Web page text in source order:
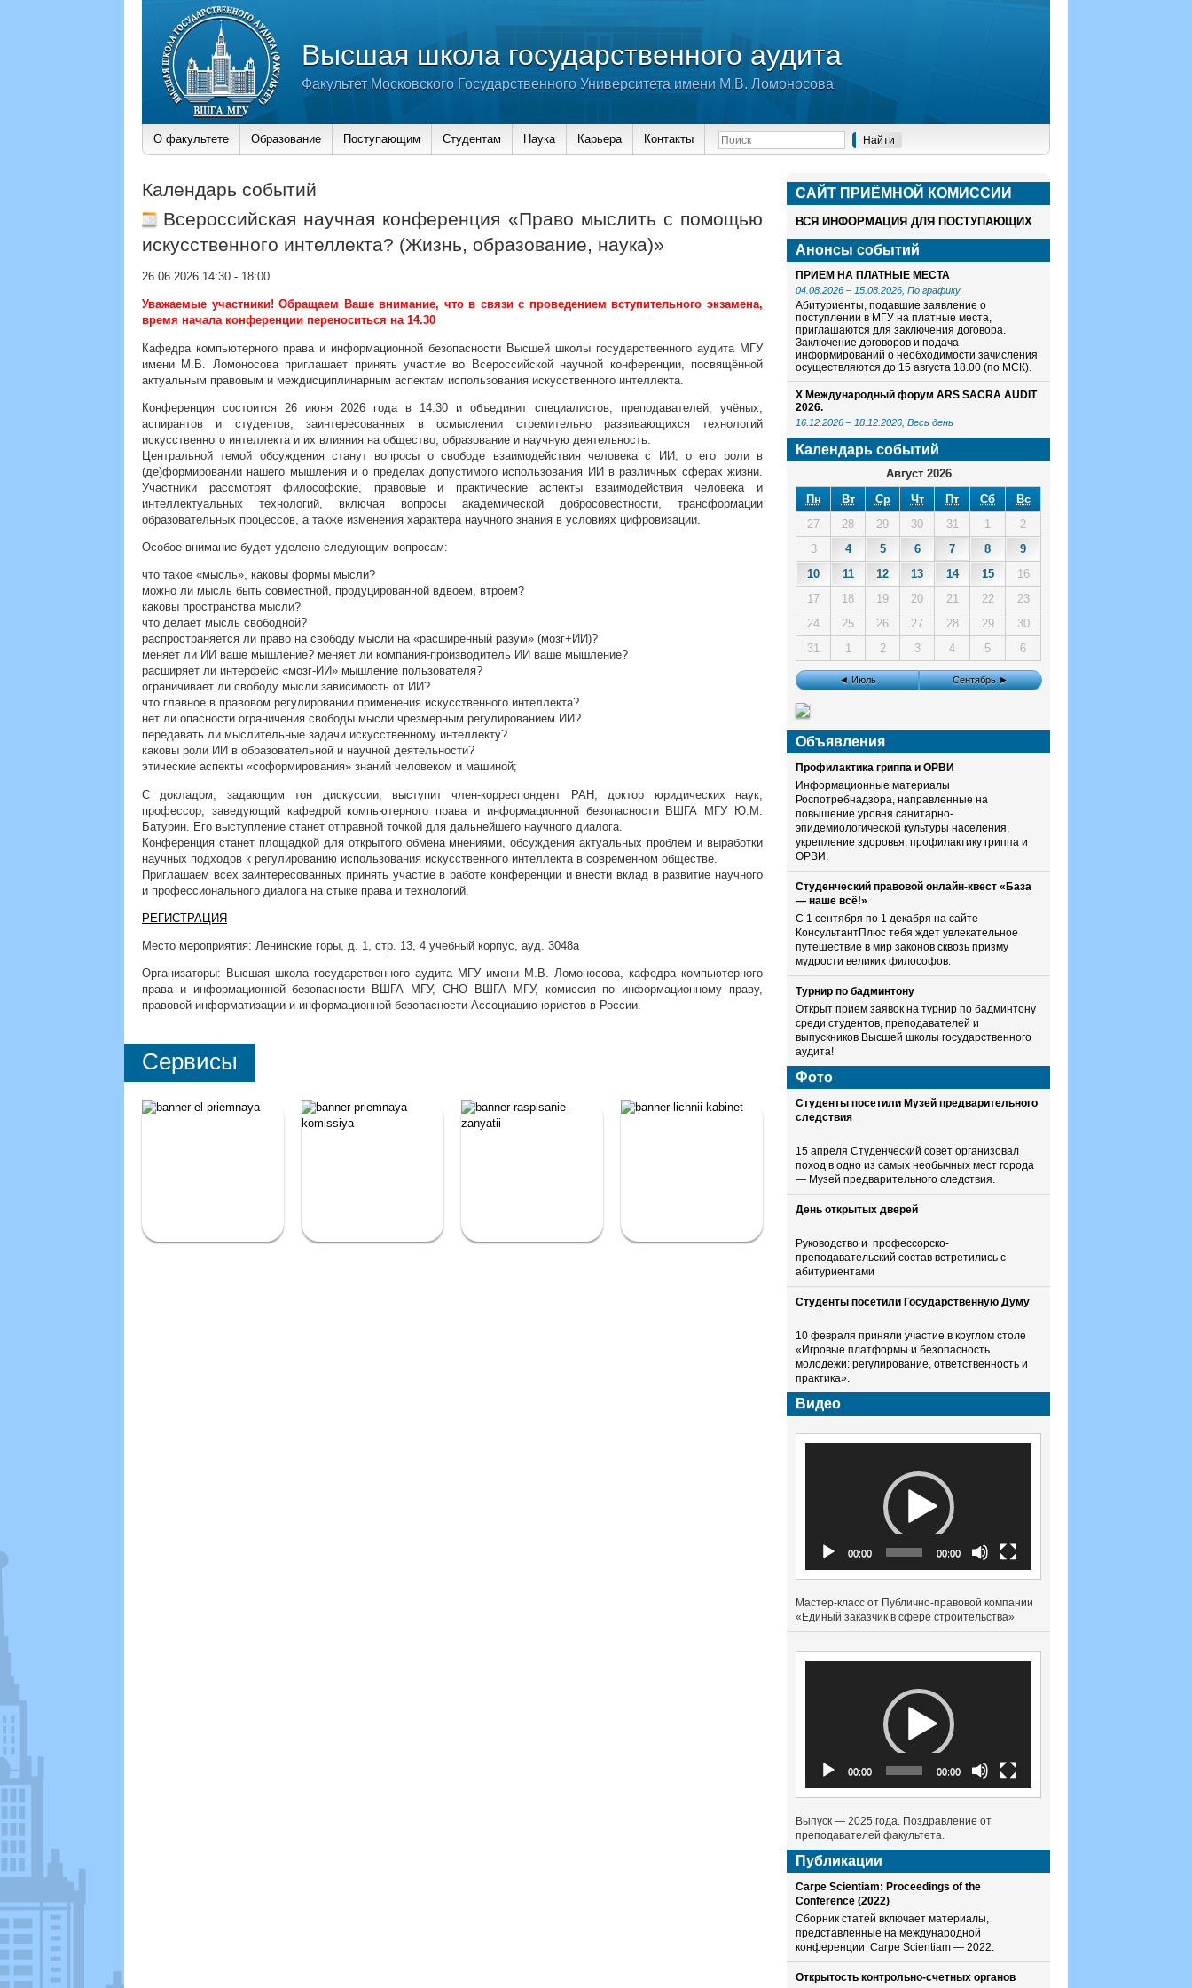
Высшая школа государственного аудита
Факультет Московского Государственного Университета имени М.В. Ломоносова
О факультете Образование Поступающим Студентам Наука Карьера Контакты
Календарь событий
Всероссийская научная конференция «Право мыслить с помощью
искусственного интеллекта? (Жизнь, образование, наука)»
26.06.2026 14:30 - 18:00
Уважаемые участники! Обращаем Ваше внимание, что в связи с проведением вступительного экзамена,
время начала конференции переноситься на 14.30
Кафедра компьютерного права и информационной безопасности Высшей школы государственного аудита МГУ
имени М.В. Ломоносова приглашает принять участие во Всероссийской научной конференции, посвящённой
актуальным правовым и междисциплинарным аспектам использования искусственного интеллекта.
Конференция состоится 26 июня 2026 года в 14:30 и объединит специалистов, преподавателей, учёных,
аспирантов и студентов, заинтересованных в осмыслении стремительно развивающихся технологий
искусственного интеллекта и их влияния на общество, образование и научную деятельность.
Центральной темой обсуждения станут вопросы о свободе взаимодействия человека с ИИ, о его роли в
(де)формировании нашего мышления и о пределах допустимого использования ИИ в различных сферах жизни.
Участники рассмотрят философские, правовые и практические аспекты взаимодействия человека и
интеллектуальных технологий, включая вопросы академической добросовестности, трансформации
образовательных процессов, а также изменения характера научного знания в условиях цифровизации.
Особое внимание будет уделено следующим вопросам:
что такое «мысль», каковы формы мысли?
можно ли мысль быть совместной, продуцированной вдвоем, втроем?
каковы пространства мысли?
что делает мысль свободной?
распространяется ли право на свободу мысли на «расширенный разум» (мозг+ИИ)?
меняет ли ИИ ваше мышление? меняет ли компания-производитель ИИ ваше мышление?
расширяет ли интерфейс «мозг-ИИ» мышление пользователя?
ограничивает ли свободу мысли зависимость от ИИ?
что главное в правовом регулировании применения искусственного интеллекта?
нет ли опасности ограничения свободы мысли чрезмерным регулированием ИИ?
передавать ли мыслительные задачи искусственному интеллекту?
каковы роли ИИ в образовательной и научной деятельности?
этические аспекты «соформирования» знаний человеком и машиной;
С докладом, задающим тон дискуссии, выступит член-корреспондент РАН, доктор юридических наук,
профессор, заведующий кафедрой компьютерного права и информационной безопасности ВШГА МГУ Ю.М.
Батурин. Его выступление станет отправной точкой для дальнейшего научного диалога.
Конференция станет площадкой для открытого обмена мнениями, обсуждения актуальных проблем и выработки
научных подходов к регулированию использования искусственного интеллекта в современном обществе.
Приглашаем всех заинтересованных принять участие в работе конференции и внести вклад в развитие научного
и профессионального диалога на стыке права и технологий.
РЕГИСТРАЦИЯ
Место мероприятия: Ленинские горы, д. 1, стр. 13, 4 учебный корпус, ауд. 3048а
Организаторы: Высшая школа государственного аудита МГУ имени М.В. Ломоносова, кафедра компьютерного
права и информационной безопасности ВШГА МГУ, СНО ВШГА МГУ, комиссия по информационному праву,
правовой информатизации и информационной безопасности Ассоциацию юристов в России.
Сервисы
САЙТ ПРИЁМНОЙ КОМИСCИИ
ВСЯ ИНФОРМАЦИЯ ДЛЯ ПОСТУПАЮЩИХ
Анонсы событий
ПРИЕМ НА ПЛАТНЫЕ МЕСТА
04.08.2026 – 15.08.2026 , По графику
Абитуриенты, подавшие заявление о
поступлении в МГУ на платные места,
приглашаются для заключения договора.
Заключение договоров и подача
информирований о необходимости зачисления
осуществляются до 15 августа 18.00 (по МСК).
X Международный форум ARS SACRA AUDIT
2026.
16.12.2026 – 18.12.2026 , Весь день
Календарь событий
Август 2026
Пн
Вт Ср Чт Пт Сб
Вс
27
28 29 30 31 1
2
3
4 5 6 7 8
9
10
11 12 13 14 15
16
17
18 19 20 21 22
23
24
25 26 27 28 29
30
31
1 2 3 4 5 6
◄ Июль Сентябрь ►
Объявления
Профилактика гриппа и ОРВИ
Информационные материалы
Роспотребнадзора, направленные на
повышение уровня санитарно-
эпидемиологической культуры населения,
укрепление здоровья, профилактику гриппа и
ОРВИ.
Студенческий правовой онлайн-квест «База
— наше всё!»
С 1 сентября по 1 декабря на сайте
КонсультантПлюс тебя ждет увлекательное
путешествие в мир законов сквозь призму
мудрости великих философов.
Турнир по бадминтону
Открыт прием заявок на турнир по бадминтону
среди студентов, преподавателей и
выпускников Высшей школы государственного
аудита!
Фото
Студенты посетили Музей предварительного
следствия
15 апреля Студенческий совет организовал
поход в одно из самых необычных мест города
— Музей предварительного следствия.
День открытых дверей
Руководство и профессорско-
преподавательский состав встретились с
абитуриентами
Студенты посетили Государственную Думу
10 февраля приняли участие в круглом столе
«Игровые платформы и безопасность
молодежи: регулирование, ответственность и
практика».
Видео
00:00 00:00
Мастер-класс от Публично-правовой компании
«Единый заказчик в сфере строительства»
00:00 00:00
Выпуск — 2025 года. Поздравление от
преподавателей факультета.
Публикации
Carpe Scientiam: Proceedings of the
Conference (2022)
Сборник статей включает материалы,
представленные на международной
конференции Carpe Scientiam — 2022.
Открытость контрольно-счетных органов